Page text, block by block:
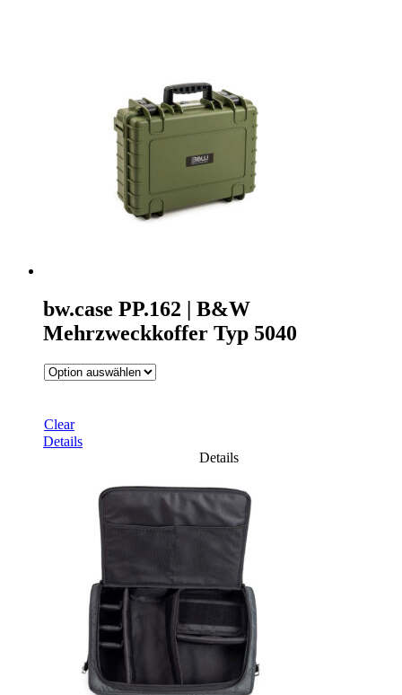
bw.case PP.162 | B&W
Mehrzweckkoffer Typ 5040
Clear
Details
Details